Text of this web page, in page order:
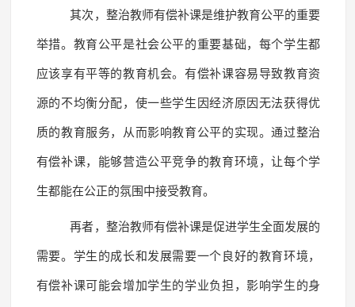
其次，整治教师有偿补课是维护教育公平的重要
举措。教育公平是社会公平的重要基础，每个学生都
应该享有平等的教育机会。有偿补课容易导致教育资
源的不均衡分配，使一些学生因经济原因无法获得优
质的教育服务，从而影响教育公平的实现。通过整治
有偿补课，能够营造公平竞争的教育环境，让每个学
生都能在公正的氛围中接受教育。
再者，整治教师有偿补课是促进学生全面发展的
需要。学生的成长和发展需要一个良好的教育环境，
有偿补课可能会增加学生的学业负担，影响学生的身